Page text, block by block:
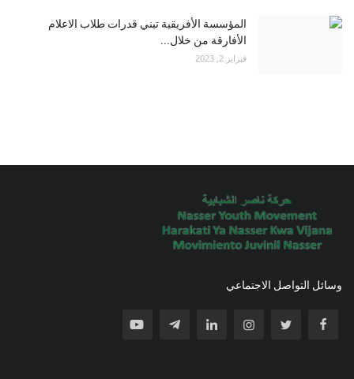
المؤسسة الأفريقية تبني قدرات طلاب الاعلام
الأفارقة من خلال...
فبراير 2, 2023
وسائل التواصل الاجتماعي